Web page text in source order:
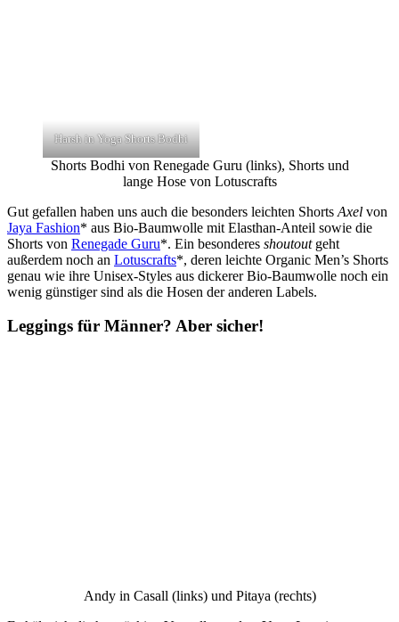
Harsh in Yoga Shorts Bodhi
Shorts Bodhi von Renegade Guru (links), Shorts und
lange Hose von Lotuscrafts
Gut gefallen haben uns auch die besonders leichten Shorts Axel von
Jaya Fashion* aus Bio-Baumwolle mit Elasthan-Anteil sowie die
Shorts von Renegade Guru*. Ein besonderes shoutout geht
außerdem noch an Lotuscrafts*, deren leichte Organic Men’s Shorts
genau wie ihre Unisex-Styles aus dickerer Bio-Baumwolle noch ein
wenig günstiger sind als die Hosen der anderen Labels.
Leggings für Männer? Aber sicher!
Andy in Casall (links) und Pitaya (rechts)